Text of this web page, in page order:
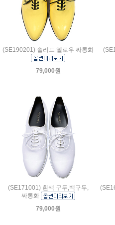
(SE190201) 솔리드 옐로우 싸롱화
79,000원
(SE171001) 흰색 구두,백구두,
싸롱화
79,000원